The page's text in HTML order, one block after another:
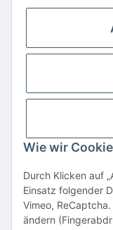
Kauf auf
Große
Schnelle
Hohe
* Alle Preise inkl.
Alle verwendeten
Wie wir
Durch Klicken auf
Einsatz folgender
Vimeo,
ändern